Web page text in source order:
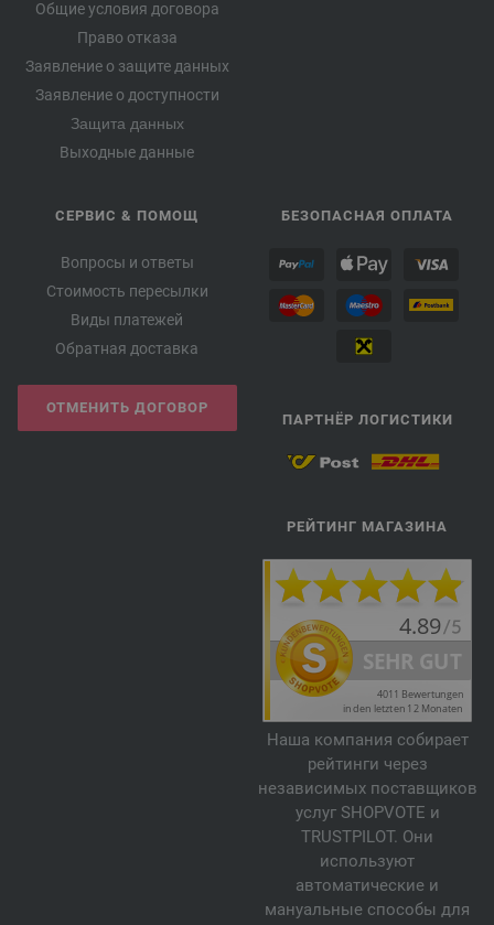
Общие условия договора
Право отказа
Заявление о защите данных
Заявление о доступности
Защита данных
Выходные данные
СЕРВИС & ПОМОЩ
Вопросы и ответы
Стоимость пересылки
Виды платежей
Обратная доставка
ОТМЕНИТЬ ДОГОВОР
БЕЗОПАСНАЯ ОПЛАТА
ПАРТНЁР ЛОГИСТИКИ
РЕЙТИНГ МАГАЗИНА
Наша компания собирает
рейтинги через
независимых поставщиков
услуг SHOPVOTE и
TRUSTPILOT. Они
используют
автоматические и
мануальные способы для